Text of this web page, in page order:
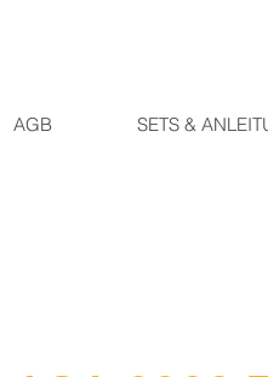
AGB SETS &